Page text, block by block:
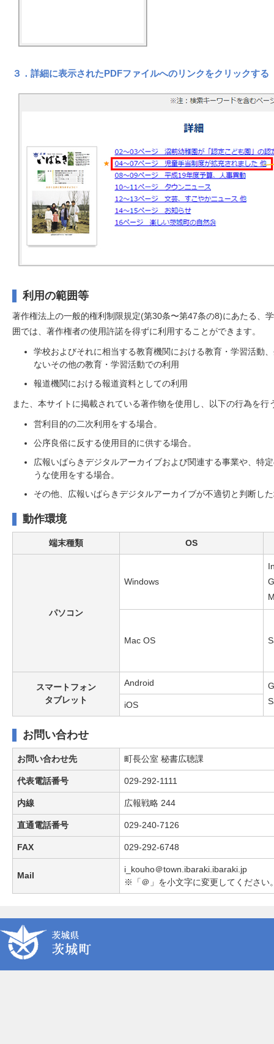
３．詳細に表示されたPDFファイルへのリンクをクリックする
利用の範囲等
著作権法上の一般的権利制限規定(第30条〜第47条の8)にあたる、
囲では、著作権者の使用許諾を得ずに利用することができます。
学校およびそれに相当する教育機関における教育・学習活動
ないその他の教育・学習活動での利用
報道機関における報道資料としての利用
また、本サイトに掲載されている著作物を使用し、以下の行為を
営利目的の二次利用をする場合。
公序良俗に反する使用目的に供する場合。
広報いばらきデジタルアーカイブおよび関連する事業や、特
うな使用をする場合。
その他、広報いばらきデジタルアーカイブが不適切と判断し
動作環境
端末種類 OS
パソコン
Windows
Mac OS
スマートフォン
タブレット
Android
iOS
お問い合わせ
お問い合わせ先 町長公室 秘書広聴課
代表電話番号 029-292-1111
内線 広報戦略 244
直通電話番号 029-240-7126
FAX 029-292-6748
Mail
i_kouho＠town.ibaraki.ibaraki.jp
※「＠」を小文字に変更してください